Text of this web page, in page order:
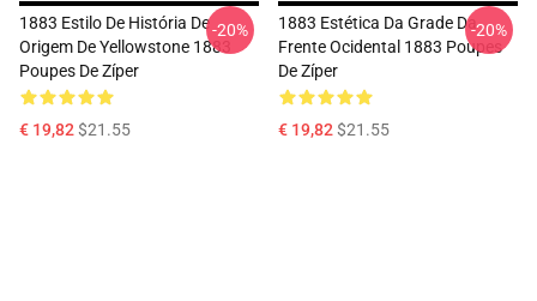
1883 Estilo De História De
Origem De Yellowstone 1883
Poupes De Zíper
€ 19,82$21.55
-20%
1883 Estética Da Grade Da
Frente Ocidental 1883 Poupes
De Zíper
€ 19,82$21.55
-20%